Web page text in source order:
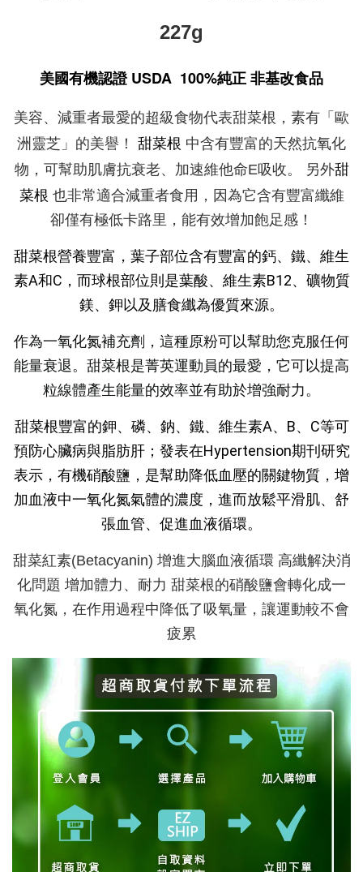
227g
美國有機認證 USDA 100%純正 非基改食品
美容、減重者最愛的超級食物代表甜菜根，素有「歐
洲靈芝」的美譽！ 甜菜根 中含有豐富的天然抗氧化
物，可幫助肌膚抗衰老、加速維他命E吸收。 另外甜
菜根 也非常適合減重者食用，因為它含有豐富纖維
卻僅有極低卡路里，能有效增加飽足感！
甜菜根營養豐富，葉子部位含有豐富的鈣、鐵、維生
素A和C，而球根部位則是葉酸、維生素B12、礦物質
鎂、鉀以及膳食纖為優質來源。
作為一氧化氮補充劑，這種原粉可以幫助您克服任何
能量衰退。甜菜根是菁英運動員的最愛，它可以提高
粒線體產生能量的效率並有助於增強耐力。
甜菜根豐富的鉀、磷、鈉、 鐵、維生素A、B、C等可
預防心臟病與脂肪肝；發表在Hypertension期刊研究
表示，有機硝酸鹽，是幫助降低血壓的關鍵物質，增
加血液中一氧化氮氣體的濃度，進而放鬆平滑肌、舒
張血管、促進血液循環。
甜菜紅素(Betacyanin) 增進大腦血液循環 高纖解決消
化問題 增加體力、耐力 甜菜根的硝酸鹽會轉化成一
氧化氮，在作用過程中降低了吸氧量，讓運動較不會
疲累